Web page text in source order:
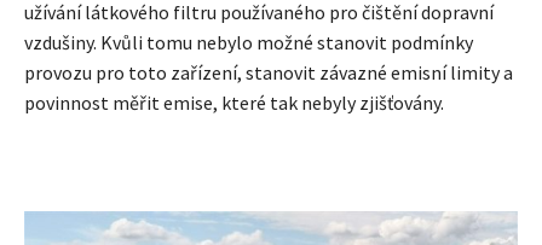
užívání látkového filtru používaného pro čištění dopravní
vzdušiny. Kvůli tomu nebylo možné stanovit podmínky
provozu pro toto zařízení, stanovit závazné emisní limity a
povinnost měřit emise, které tak nebyly zjišťovány.